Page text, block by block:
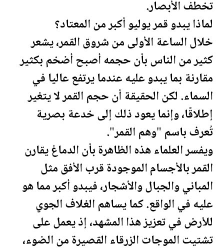
تخطف الأبصار.
لماذا يبدو قمر يوليو أكبر من المعتاد؟
خلال الساعة الأولى من شروق القمر، يشعر
كثير من الناس بأن حجمه أصبح أضخم بكثير
مقارنة بما يبدو عليه عندما يرتفع عاليا في
السماء. لكن الحقيقة أن حجم القمر لا يتغير
إطلاقًا، وإنما يعود ذلك إلى خدعة بصرية
تُعرف باسم "وهم القمر".
ويفسر العلماء هذه الظاهرة بأن الدماغ يقارن
القمر بالأجسام الموجودة قرب الأفق مثل
المباني والجبال والأشجار، فيبدو أكبر مما هو
عليه في الواقع. كما يساهم الغلاف الجوي
للأرض في تعزيز هذا المشهد، إذ يعمل على
تشتيت الموجات الزرقاء القصيرة من الضوء،